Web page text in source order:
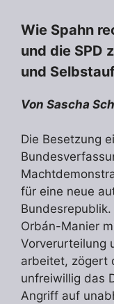
Wie Spahn
und die SPD
und
Von Sascha
Die Besetzung
für eine neue
Orbán-Manier
Vorverurteilung
arbeitet, zögert
unfreiwillig das
Angriff auf